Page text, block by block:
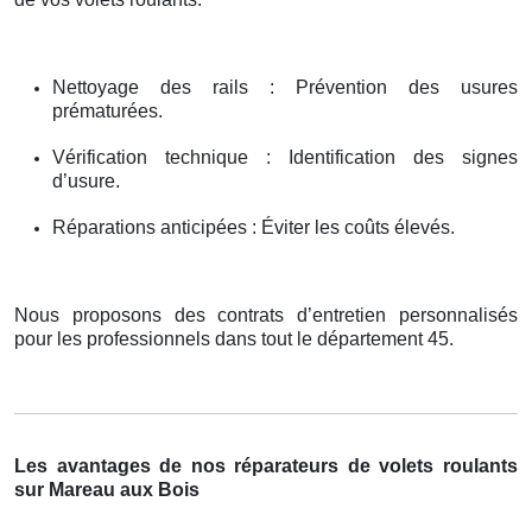
Nettoyage des rails : Prévention des usures
prématurées.
Vérification technique : Identification des signes
d’usure.
Réparations anticipées : Éviter les coûts élevés.
Nous proposons des contrats d’entretien personnalisés
pour les professionnels dans tout le département 45.
Les avantages de nos réparateurs de volets roulants
sur Mareau aux Bois